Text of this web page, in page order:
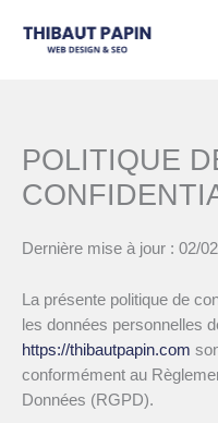
POLITIQUE
Dernière mise à jour : 02/
La présente politique de
les données personnelles
https://thibautpapin.com
conformément au
Données (RGPD).